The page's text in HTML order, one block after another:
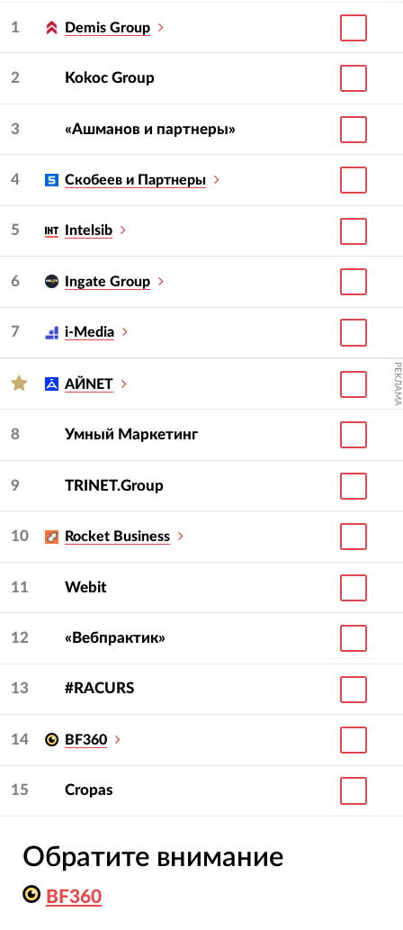
1 Demis Group
2 Kokoc Group
3 «Ашманов и партнеры»
4 Скобеев и Партнеры
5 Intelsib
6 Ingate Group
7 i-Media
АЙNET РЕКЛАМА
8 Умный Маркетинг
9 TRINET.Group
10 Rocket Business
11 Webit
12 «Вебпрактик»
13 #RACURS
14 BF360
15 Cropas
Обратите внимание
BF360